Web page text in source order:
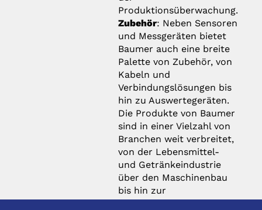
Produktionsüberwachung.
Zubehör: Neben Sensoren
und Messgeräten bietet
Baumer auch eine breite
Palette von Zubehör, von
Kabeln und
Verbindungslösungen bis
hin zu Auswertegeräten.
Die Produkte von Baumer
sind in einer Vielzahl von
Branchen weit verbreitet,
von der Lebensmittel-
und Getränkeindustrie
über den Maschinenbau
bis hin zur